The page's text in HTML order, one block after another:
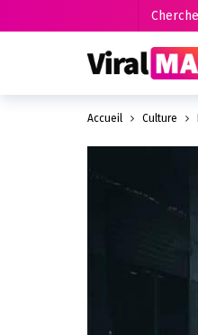
Accueil Culture